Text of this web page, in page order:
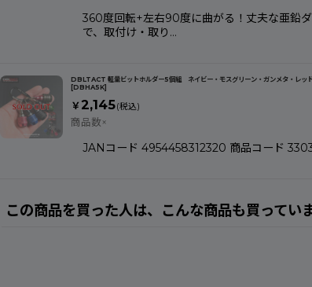
360度回転+左右90度に曲がる！丈夫な亜鉛
で、取付け・取り…
DBLTACT 軽量ビットホルダー5個組 ネイビー・モスグリーン・ガンメタ・
[DBHA5K]
￥ 2,145(税込)
商品数×
JANコード 4954458312320 商品コード
この商品を買った人は、こんな商品も買ってい